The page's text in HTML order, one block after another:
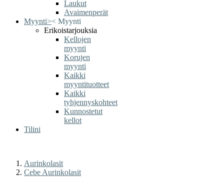
Laukut
Avaimenperät
Myynti>< Myynti
Erikoistarjouksia
Kellojen
myynti
Korujen
myynti
Kaikki
myyntituotteet
Kaikki
tyhjennyskohteet
Kunnostetut
kellot
Tilini
Aurinkolasit
Cebe Aurinkolasit